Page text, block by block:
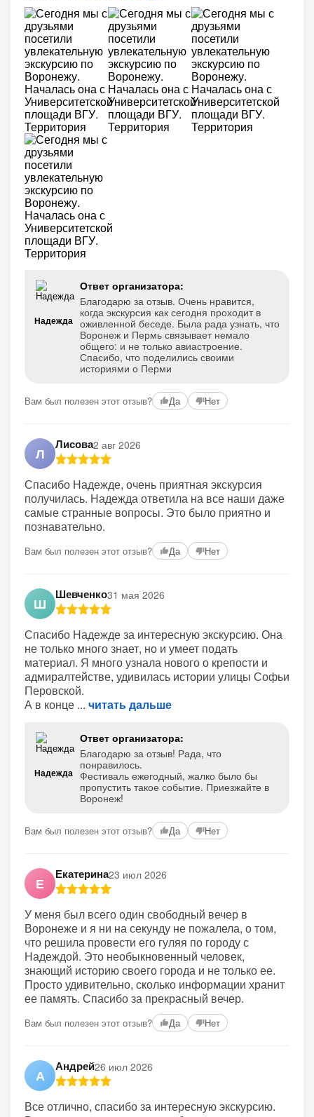
Надежда
Ответ организатора:
Благодарю за отзыв. Очень нравится,
когда экскурсия как сегодня проходит в
оживленной беседе. Была рада узнать, что
Воронеж и Пермь связывает немало
общего: и не только авиастроение.
Спасибо, что поделились своими
историями о Перми
Вам был полезен этот отзыв? Да Нет
Л
Лисова2 авг 2026
Спасибо Надежде, очень приятная экскурсия
получилась. Надежда ответила на все наши даже
самые странные вопросы. Это было приятно и
познавательно.
Вам был полезен этот отзыв? Да Нет
Ш
Шевченко31 мая 2026
Спасибо Надежде за интересную экскурсию. Она
не только много знает, но и умеет подать
материал. Я много узнала нового о крепости и
адмиралтействе, удивилась истории улицы Софьи
Перовской.
А в конце
читать дальше
Надежда
Ответ организатора:
Благодарю за отзыв! Рада, что
понравилось.
Фестиваль ежегодный, жалко было бы
пропустить такое событие. Приезжайте в
Воронеж!
Вам был полезен этот отзыв? Да Нет
Е
Екатерина23 июл 2026
У меня был всего один свободный вечер в
Воронеже и я ни на секунду не пожалела, о том,
что решила провести его гуляя по городу с
Надеждой. Это необыкновенный человек,
знающий историю своего города и не только ее.
Просто удивительно, сколько информации хранит
ее память. Спасибо за прекрасный вечер.
Вам был полезен этот отзыв? Да Нет
А
Андрей26 июл 2026
Все отлично, спасибо за интересную экскурсию.